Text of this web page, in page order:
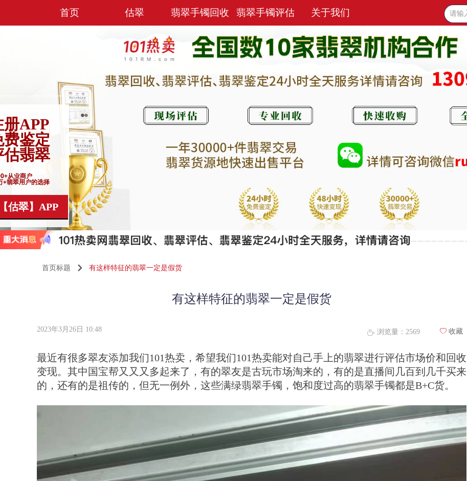
首页 估翠 翡翠手镯回收 翡翠手镯评估 关于我们
估翠】APP
从业商户
+翡翠用户的选择
册APP
费鉴定
估翡翠
有这样特征的翡翠一定是假货
首页标题 낑 有这样特征的翡翠一定是假货
最近有很多翠友添加我们101热卖，希望我们101热卖能对自己手上的翡翠进行评估市场价和回收
变现。其中国宝帮又又又多起来了，有的翠友是古玩市场淘来的，有的是直播间几百到几千买来
的，还有的是祖传的，但无一例外，这些满绿翡翠手镯，饱和度过高的翡翠手镯都是B+C货。
2023年3月26日 10:48 ꄘ 浏览量： 2569 ꄀ 收藏